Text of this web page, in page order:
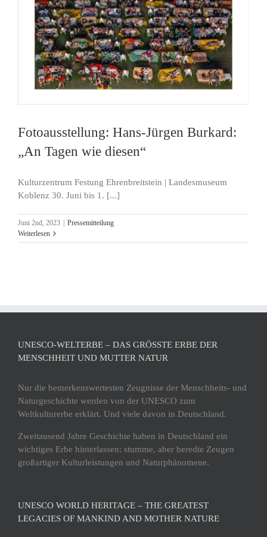
Fotoausstellung: Hans-Jürgen Burkard:
„An Tagen wie diesen“
Kulturzentrum Festung Ehrenbreitstein | Landesmuseum
Koblenz 30. Juni bis 1. [...]
Juni 2nd, 2023
Pressemitteilung
Weiterlesen
UNESCO-WELTERBE – DAS GRÖSSTE ERBE DER M
ENSCHHEIT UND MUTTER NATUR
Nur die bemerkenswertesten Zeugnisse der Menschheits- und
Naturgeschichte werden von der UNESCO zum
Weltkulturerbe erklärt. Und viele davon in Deutschland.
Zweitausend Jahre Geschichte haben in Deutschland ein
wichtiges Erbe hinterlassen: stumme, aber beredte Zeugen
großartiger Kulturleistungen und Naturphänomene.
UNESCO WORLD HERITAGE – THE GREATEST
LEGACIES OF MANKIND AND MOTHER NATURE